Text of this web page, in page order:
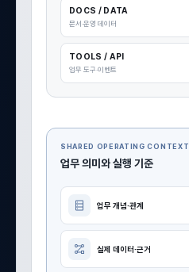
DOCS / DATA
문서·운영 데이터
TOOLS / API
업무 도구·이벤트
SHARED OPERATING CONTEXT
업무 의미와 실행 기준
업무 개념·관계
실제 데이터·근거